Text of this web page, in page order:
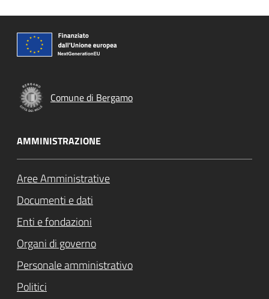
Comune di Bergamo
AMMINISTRAZIONE
Aree Amministrative
Documenti e dati
Enti e fondazioni
Organi di governo
Personale amministrativo
Politici